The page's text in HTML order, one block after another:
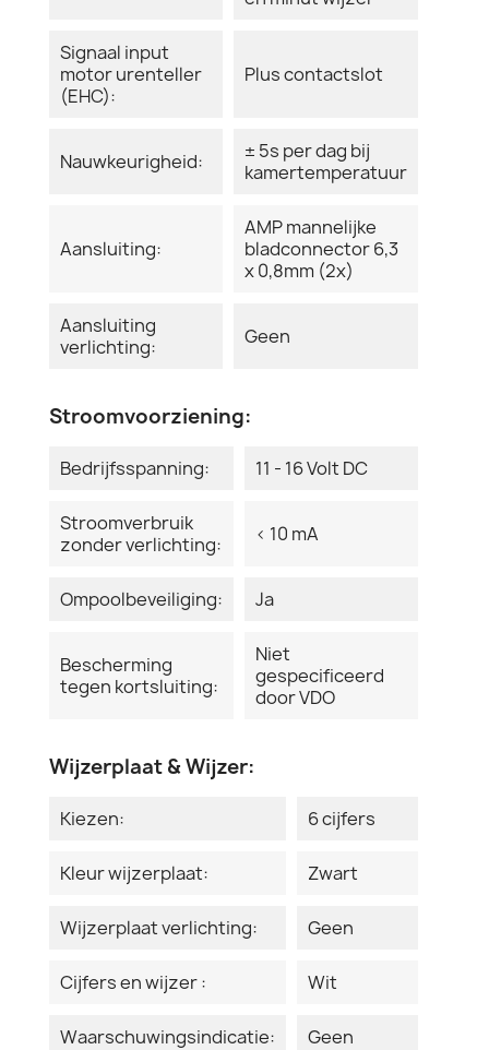
Signaal input
motor urenteller
(EHC):
Plus contactslot
Nauwkeurigheid:
± 5s per dag bij
kamertemperatuur
Aansluiting:
AMP mannelijke
bladconnector 6,3
x 0,8mm (2x)
Aansluiting
verlichting:
Geen
Stroomvoorziening:
Bedrijfsspanning: 11 - 16 Volt DC
Stroomverbruik
zonder verlichting:
< 10 mA
Ompoolbeveiliging: Ja
Bescherming
tegen kortsluiting:
Niet
gespecificeerd
door VDO
Wijzerplaat & Wijzer:
Kiezen: 6 cijfers
Kleur wijzerplaat: Zwart
Wijzerplaat verlichting: Geen
Cijfers en wijzer : Wit
Waarschuwingsindicatie: Geen